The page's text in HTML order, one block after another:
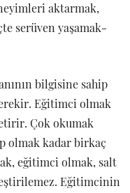
aktarmak,
serüven yaşamak-
bilgisine sahip
Eğitimci olmak
Çok okumak
olmak kadar birkaç
eğitimci olmak, salt
Eğitimcinin